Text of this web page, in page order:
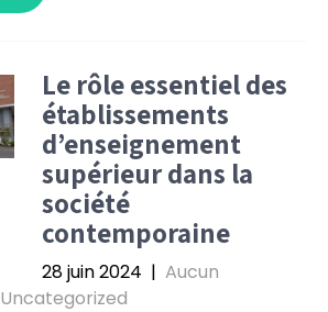
Le rôle essentiel des
établissements
d’enseignement
supérieur dans la
société
contemporaine
28 juin 2024 | Aucun
Uncategorized